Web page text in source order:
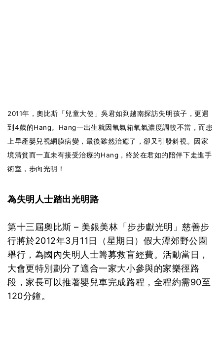
2011年，奧比斯「兒童大使」吳君如到越南探訪失明孩子，更遇
到4歲的Hang。Hang一出生就因氧氣箱氧氣濃度調較不當，而患
上早產嬰兒視網膜病變，最後雖然治癒了，卻又引發斜視。因家
境清貧而一直未有接受治療的Hang，終於在君如的陪伴下走進手
術室，步向光明！
為失明人士踏出光明路
第十三屆奧比斯 – 美銀美林「步步獻光明」慈善步
行將於2012年3月11日（星期日）假大潭郊野公園
舉行，為國內失明人士籌募救盲經費。活動當日，
大會更特別劃分了適合一家大小參與的家樂徑路
段，家長可以推著嬰兒車完成路程，全程約需90至
120分鐘。